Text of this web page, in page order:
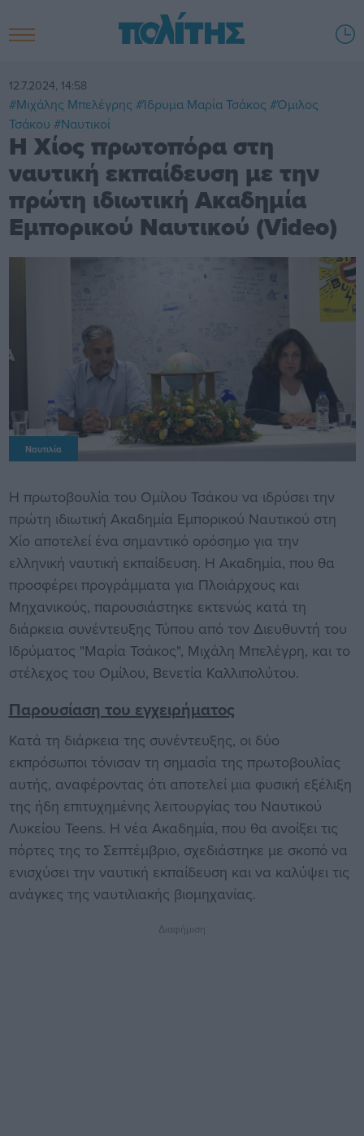
12.7.2024, 14:58
#Μιχάλης Μπελέγρης #Ίδρυμα Μαρία Τσάκος #Όμιλος
Τσάκου #Ναυτικοί
Η Χίος πρωτοπόρα στη
ναυτική εκπαίδευση με την
πρώτη ιδιωτική Ακαδημία
Εμπορικού Ναυτικού (Video)
Ναυτιλία
Η πρωτοβουλία του Ομίλου Τσάκου να ιδρύσει την
πρώτη ιδιωτική Ακαδημία Εμπορικού Ναυτικού στη
Χίο αποτελεί ένα σημαντικό ορόσημο για την
ελληνική ναυτική εκπαίδευση. Η Ακαδημία, που θα
προσφέρει προγράμματα για Πλοιάρχους και
Μηχανικούς, παρουσιάστηκε εκτενώς κατά τη
διάρκεια συνέντευξης Τύπου από τον Διευθυντή του
Ιδρύματος "Μαρία Τσάκος", Μιχάλη Μπελέγρη, και το
στέλεχος του Ομίλου, Βενετία Καλλιπολύτου.
Παρουσίαση του εγχειρήματος
Κατά τη διάρκεια της συνέντευξης, οι δύο
εκπρόσωποι τόνισαν τη σημασία της πρωτοβουλίας
αυτής, αναφέροντας ότι αποτελεί μια φυσική εξέλιξη
της ήδη επιτυχημένης λειτουργίας του Ναυτικού
Λυκείου Teens. Η νέα Ακαδημία, που θα ανοίξει τις
πόρτες της το Σεπτέμβριο, σχεδιάστηκε με σκοπό να
ενισχύσει την ναυτική εκπαίδευση και να καλύψει τις
ανάγκες της ναυτιλιακής βιομηχανίας.
Διαφήμιση